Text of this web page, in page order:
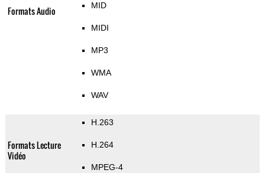
Formats Audio MID
MIDI
MP3
WMA
WAV
Formats Lecture
Vidéo
H.263
H.264
MPEG-4